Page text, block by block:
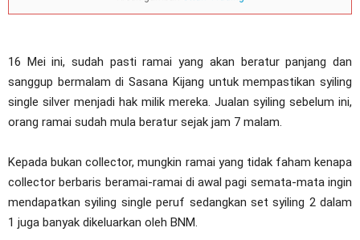
16 Mei ini, sudah pasti ramai yang akan beratur panjang dan
sanggup bermalam di Sasana Kijang untuk mempastikan syiling
single silver menjadi hak milik mereka. Jualan syiling sebelum ini,
orang ramai sudah mula beratur sejak jam 7 malam.
Kepada bukan collector, mungkin ramai yang tidak faham kenapa
collector berbaris beramai-ramai di awal pagi semata-mata ingin
mendapatkan syiling single peruf sedangkan set syiling 2 dalam
1 juga banyak dikeluarkan oleh BNM.